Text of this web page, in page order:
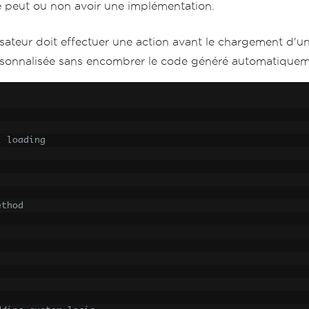
ou non avoir une implémentation.
doit effectuer une action avant le chargement
sans encombrer le code généré
loading